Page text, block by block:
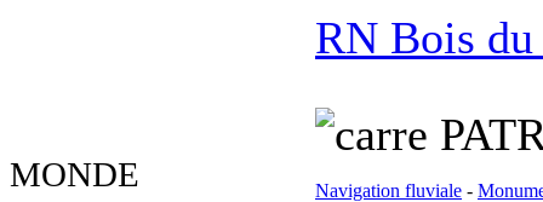
MONDE
RN Bois du
Navigation fluviale -